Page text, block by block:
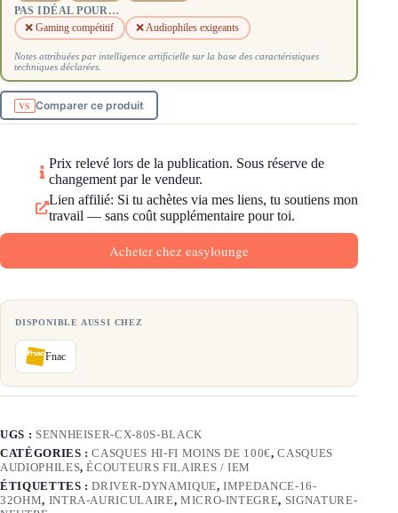
PAS IDÉAL POUR…
❌ Gaming compétitif ❌ Audiophiles exigeants
Notes attribuées par intelligence artificielle sur la base des caractéristiques
techniques déclarées.
Comparer ce produit
Prix relevé lors de la publication. Sous réserve de
changement par le vendeur.
Lien affilié: Si tu achètes via mes liens, tu soutiens mon
travail — sans coût supplémentaire pour toi.
Acheter chez easylounge
DISPONIBLE AUSSI CHEZ
Fnac
UGS : SENNHEISER-CX-80S-BLACK
CATÉGORIES :CASQUES HI-FI MOINS DE 100€,CASQUES
AUDIOPHILES,ÉCOUTEURS FILAIRES / IEM
ÉTIQUETTES :DRIVER-DYNAMIQUE,IMPEDANCE-16-
32OHM, INTRA-AURICULAIRE, MICRO-INTEGRE, SIGNATURE-